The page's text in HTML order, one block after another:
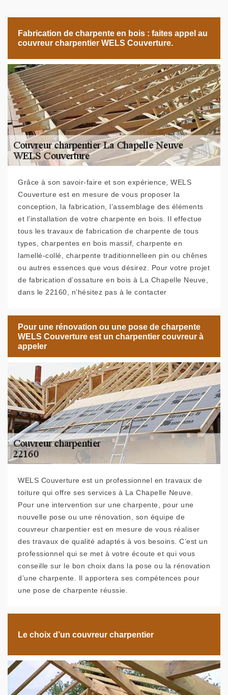
Fabrication de charpente en bois : faites appel au
couvreur charpentier WELS Couverture.
Grâce à son savoir-faire et son expérience, WELS
Couverture est en mesure de vous proposer la
conception, la fabrication, l’assemblage des éléments
et l’installation de votre charpente en bois. Il effectue
tous les travaux de fabrication de charpente de tous
types, charpentes en bois massif, charpente en
lamellé-collé, charpente traditionnelleen pin ou chênes
ou autres essences que vous désirez. Pour votre projet
de fabrication d’ossature en bois à La Chapelle Neuve,
dans le 22160, n’hésitez pas à le contacter
Pour une rénovation ou une pose de charpente
WELS Couverture est un charpentier couvreur à
appeler
WELS Couverture est un professionnel en travaux de
toiture qui offre ses services à La Chapelle Neuve.
Pour une intervention sur une charpente, pour une
nouvelle pose ou une rénovation, son équipe de
couvreur charpentier est en mesure de vous réaliser
des travaux de qualité adaptés à vos besoins. C’est un
professionnel qui se met à votre écoute et qui vous
conseille sur le bon choix dans la pose ou la rénovation
d’une charpente. Il apportera ses compétences pour
une pose de charpente réussie.
Le choix d’un couvreur charpentier